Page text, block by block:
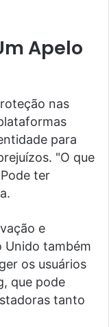
Apelo
nas
para
"O que
ter
e
Unido também
os usuários
que pode
tanto